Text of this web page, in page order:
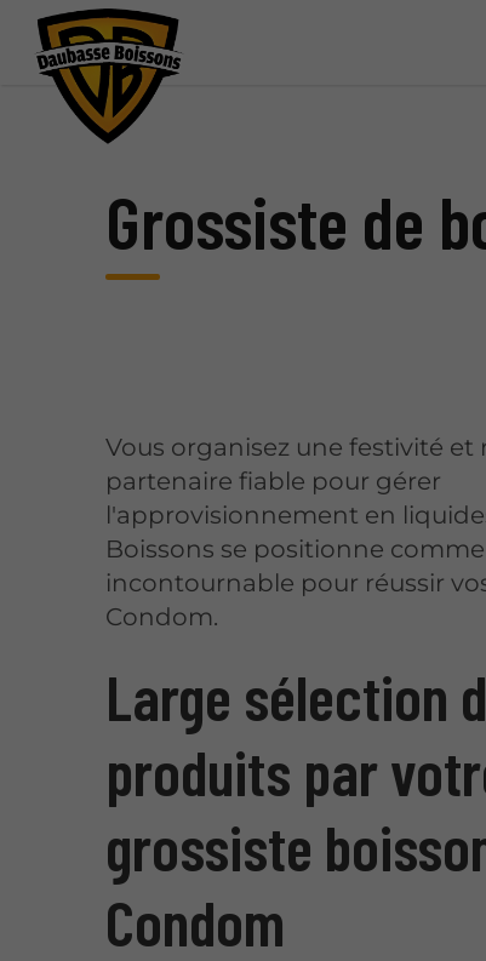
Grossiste de
Vous organisez une festivité et
partenaire fiable pour gérer
l'approvisionnement en
Boissons se positionne
incontournable pour réussir
Condom.
Large sélection
produits par
grossiste
Condom